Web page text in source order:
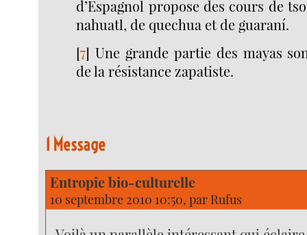
d’Espagnol propose des cours de
nahuatl, de quechua et de guaraní.
[7]Une grande partie des mayas
de la résistance zapatiste.
1 Message
Entropie bio-culturelle
10 septembre 2010 10:50, par Rufus